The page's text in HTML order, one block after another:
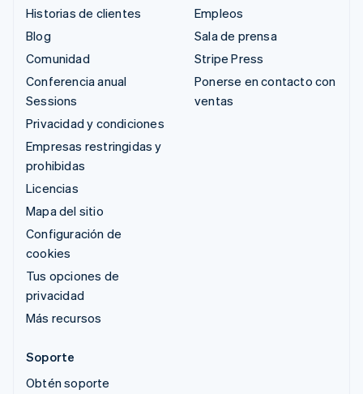
Historias de clientes
Blog
Comunidad
Conferencia anual
Sessions
Privacidad y condiciones
Empresas restringidas y
prohibidas
Licencias
Mapa del sitio
Configuración de
cookies
Tus opciones de
privacidad
Más recursos
Empleos
Sala de prensa
Stripe Press
Ponerse en contacto con
ventas
Soporte
Obtén soporte